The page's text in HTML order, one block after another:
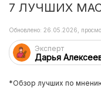
7 ЛУЧШИХ
Эксперт
Дарья
Обновлено: 26.05.2026,
*Обзор лучших по